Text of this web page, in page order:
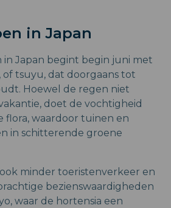
in Japan
in Japan begint begin juni met
of tsuyu, dat doorgaans tot
Hoewel de regen niet
doet de vochtigheid
flora, waardoor tuinen en
in schitterende groene
minder toeristenverkeer en
bezienswaardigheden
waar de hortensia een